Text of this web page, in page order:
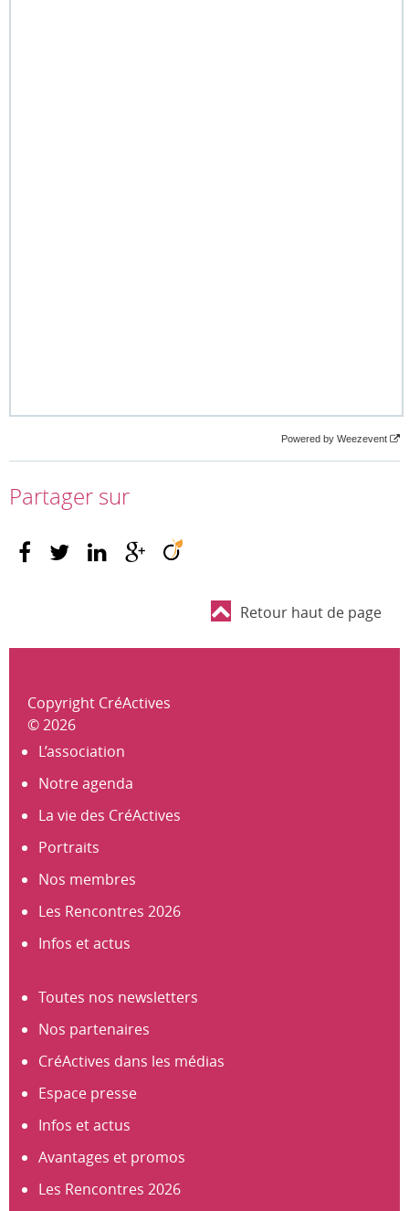
Partager sur
Copyright CréActives
L’association
Notre agenda
La vie des CréActives
Portraits
Nos membres
Les Rencontres 2026
Infos et actus
Toutes nos newsletters
Nos partenaires
CréActives dans les médias
Espace presse
Infos et actus
Avantages et promos